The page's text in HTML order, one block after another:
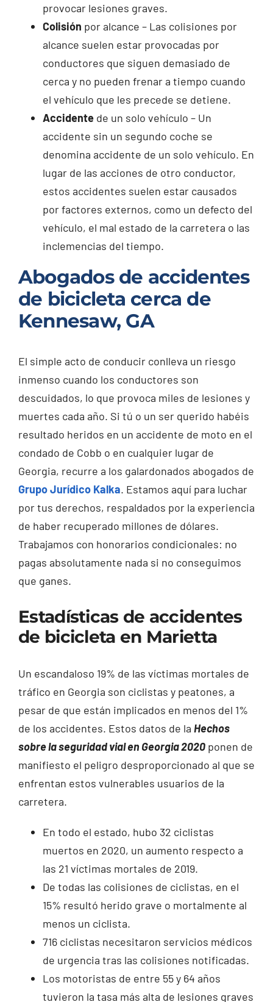
provocar lesiones graves.
Colisión por alcance – Las colisiones por
alcance suelen estar provocadas por
conductores que siguen demasiado de
cerca y no pueden frenar a tiempo cuando
el vehículo que les precede se detiene.
Accidente de un solo vehículo – Un
accidente sin un segundo coche se
denomina accidente de un solo vehículo. En
lugar de las acciones de otro conductor,
estos accidentes suelen estar causados
por factores externos, como un defecto del
vehículo, el mal estado de la carretera o las
inclemencias del tiempo.
Abogados de accidentes
de bicicleta cerca de
Kennesaw, GA
El simple acto de conducir conlleva un riesgo
inmenso cuando los conductores son
descuidados, lo que provoca miles de lesiones y
muertes cada año. Si tú o un ser querido habéis
resultado heridos en un accidente de moto en el
condado de Cobb o en cualquier lugar de
Georgia, recurre a los galardonados abogados de
Grupo Jurídico Kalka. Estamos aquí para luchar
por tus derechos, respaldados por la experiencia
de haber recuperado millones de dólares.
Trabajamos con honorarios condicionales: no
pagas absolutamente nada si no conseguimos
que ganes.
Estadísticas de accidentes
de bicicleta en Marietta
Un escandaloso 19% de las víctimas mortales de
tráfico en Georgia son ciclistas y peatones, a
pesar de que están implicados en menos del 1%
de los accidentes. Estos datos de la Hechos
sobre la seguridad vial en Georgia 2020 ponen de
manifiesto el peligro desproporcionado al que se
enfrentan estos vulnerables usuarios de la
carretera.
En todo el estado, hubo 32 ciclistas
muertos en 2020, un aumento respecto a
las 21 víctimas mortales de 2019.
De todas las colisiones de ciclistas, en el
15% resultó herido grave o mortalmente al
menos un ciclista.
716 ciclistas necesitaron servicios médicos
de urgencia tras las colisiones notificadas.
Los motoristas de entre 55 y 64 años
tuvieron la tasa más alta de lesiones graves